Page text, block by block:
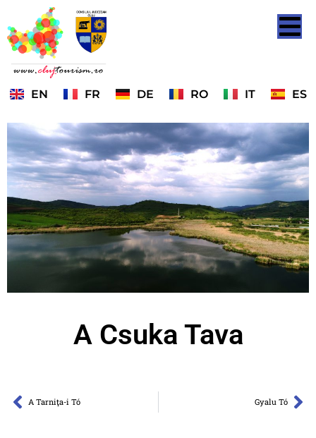
EN FR DE RO IT ES
A Csuka Tava
A Tarniţa-i Tó Gyalu Tó